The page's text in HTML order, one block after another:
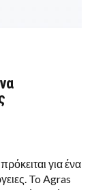
για ένα
To Agras